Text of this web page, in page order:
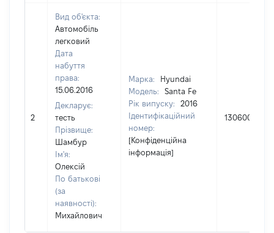
2
Вид об'єкта:
Автомобіль
легковий
Дата
набуття
права:
15.06.2016
Декларує:
тесть
Прізвище:
Шамбур
Ім'я:
Олексій
По батькові
(за
наявності):
Михайлович
Марка:
Hyundai
Модель:
Santa Fe
Рік випуску:
2016
Ідентифікаційний
номер:
[Конфіденційна
інформація]
1306000